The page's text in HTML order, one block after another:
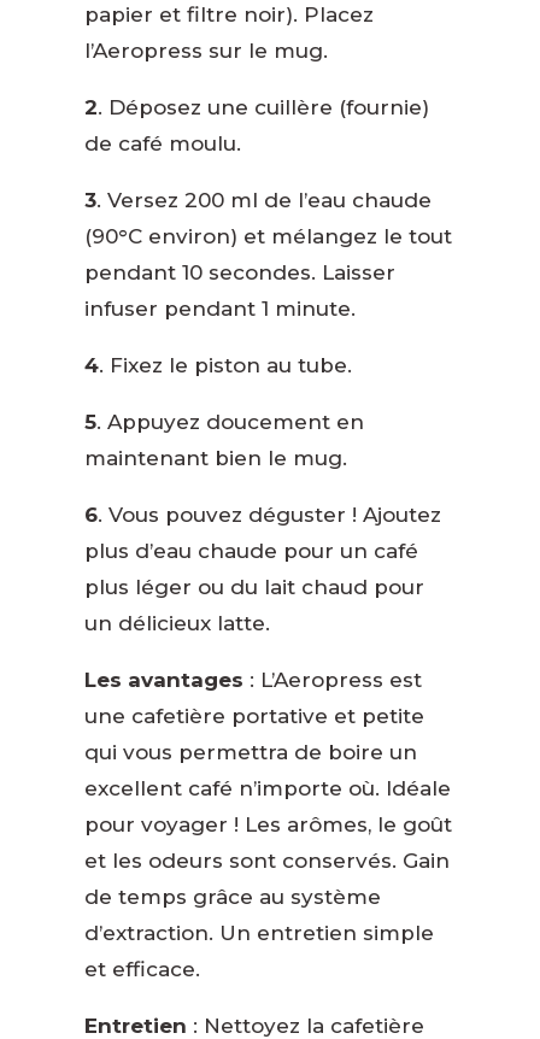
papier et filtre noir). Placez
l’Aeropress sur le mug.
2. Déposez une cuillère (fournie)
de café moulu.
3. Versez 200 ml de l’eau chaude
(90°C environ) et mélangez le tout
pendant 10 secondes. Laisser
infuser pendant 1 minute.
4. Fixez le piston au tube.
5. Appuyez doucement en
maintenant bien le mug.
6. Vous pouvez déguster ! Ajoutez
plus d’eau chaude pour un café
plus léger ou du lait chaud pour
un délicieux latte.
Les avantages : L’Aeropress est
une cafetière portative et petite
qui vous permettra de boire un
excellent café n’importe où. Idéale
pour voyager ! Les arômes, le goût
et les odeurs sont conservés. Gain
de temps grâce au système
d’extraction. Un entretien simple
et efficace.
Entretien : Nettoyez la cafetière